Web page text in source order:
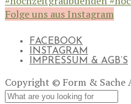
Folge uns aus Instagram
FACEBOOK
INSTAGRAM
IMPRESSUM & AGB’S
Copyright © Form & Sache